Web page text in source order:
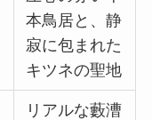
本鳥居と、静
寂に包まれた
キツネの聖地
リアルな藪漕